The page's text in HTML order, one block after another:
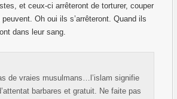
et ceux-ci arrêteront de torturer, couper
Oh oui ils s’arrêteront. Quand ils
dans leur sang.
de vraies musulmans…l’islam signifie
barbares et gratuit. Ne faite pas